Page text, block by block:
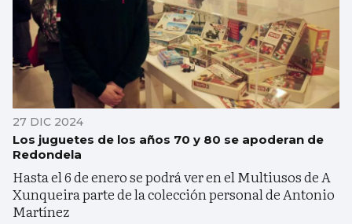
27 DIC 2024
Los juguetes de los años 70 y 80 se apoderan de
Redondela
Hasta el 6 de enero se podrá ver en el Multiusos de A
Xunqueira parte de la colección personal de Antonio
Martínez